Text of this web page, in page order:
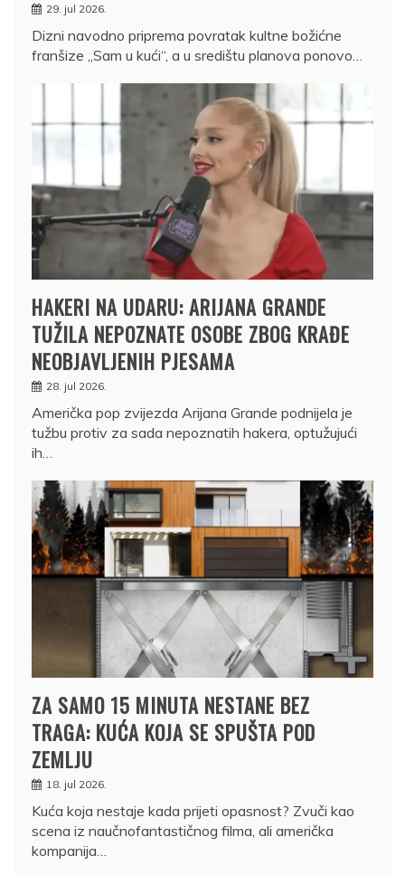
29. jul 2026.
Dizni navodno priprema povratak kultne božićne
franšize „Sam u kući“, a u središtu planova ponovo…
HAKERI NA UDARU: ARIJANA GRANDE
TUŽILA NEPOZNATE OSOBE ZBOG KRAĐE
NEOBJAVLJENIH PJESAMA
28. jul 2026.
Američka pop zvijezda Arijana Grande podnijela je
tužbu protiv za sada nepoznatih hakera, optužujući
ih…
ZA SAMO 15 MINUTA NESTANE BEZ
TRAGA: KUĆA KOJA SE SPUŠTA POD
ZEMLJU
18. jul 2026.
Kuća koja nestaje kada prijeti opasnost? Zvuči kao
scena iz naučnofantastičnog filma, ali američka
kompanija…